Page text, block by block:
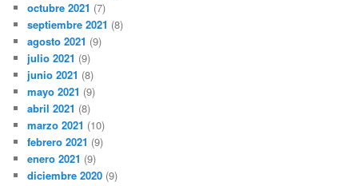
octubre 2021 (7)
septiembre 2021 (8)
agosto 2021 (9)
julio 2021 (9)
junio 2021 (8)
mayo 2021 (9)
abril 2021 (8)
marzo 2021 (10)
febrero 2021 (9)
enero 2021 (9)
diciembre 2020 (9)